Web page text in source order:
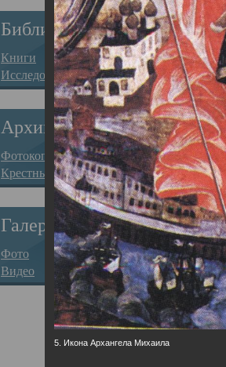
Библиотека
Книги
Исследования
Архив
Фотокопии дел
Крестные ходы
Галерея
Фото
Видео
5. Икона Архангела Михаила